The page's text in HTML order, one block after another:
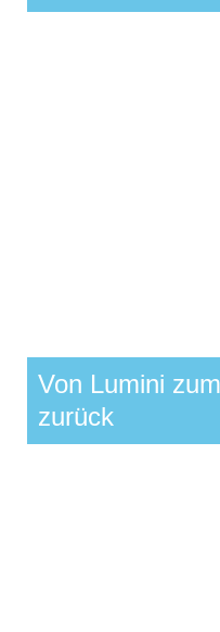
Von Lumini
zurück